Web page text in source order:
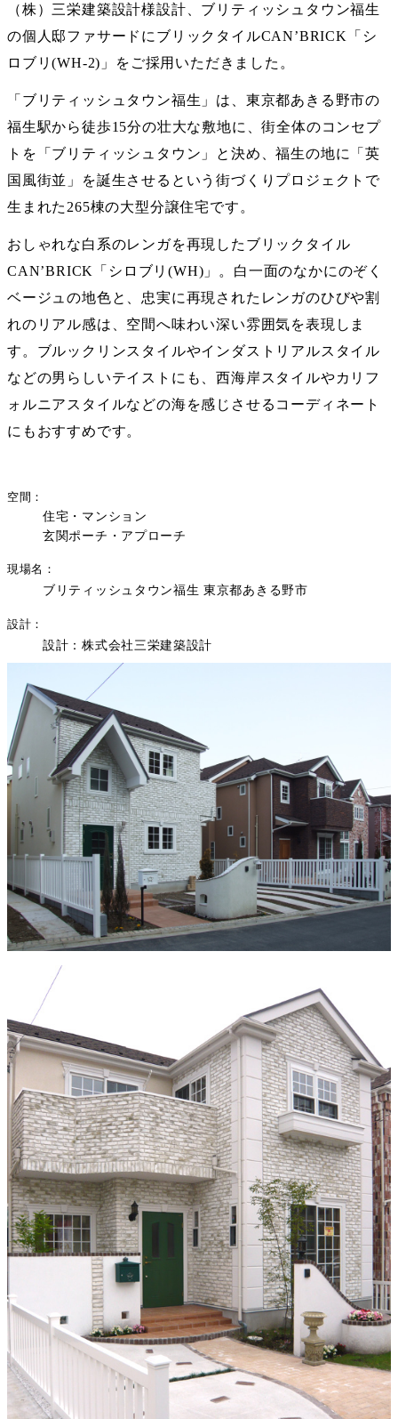
（株）三栄建築設計様設計、ブリティッシュタウン福生
の個人邸ファサードにブリックタイルCAN’BRICK「シ
ロブリ(WH-2)」をご採用いただきました。
「ブリティッシュタウン福生」は、東京都あきる野市の
福生駅から徒歩15分の壮大な敷地に、街全体のコンセプ
トを「ブリティッシュタウン」と決め、福生の地に「英
国風街並」を誕生させるという街づくりプロジェクトで
生まれた265棟の大型分譲住宅です。
おしゃれな白系のレンガを再現したブリックタイル
CAN’BRICK「 シロブリ(WH) 」。白一面のなかにのぞく
ベージュの地色と、忠実に再現されたレンガのひびや割
れのリアル感は、空間へ味わい深い雰囲気を表現しま
す。ブルックリンスタイルやインダストリアルスタイル
などの男らしいテイストにも、西海岸スタイルやカリフ
ォルニアスタイルなどの海を感じさせるコーディネート
にもおすすめです。
空間
住宅・マンション
玄関ポーチ・アプローチ
現場名
ブリティッシュタウン福生 東京都あきる野市
設計
設計：株式会社三栄建築設計